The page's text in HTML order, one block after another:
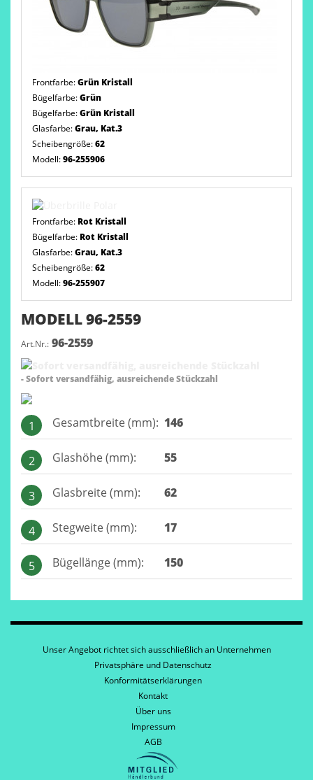
Frontfarbe:Grün Kristall
Bügelfarbe:Grün
Bügelfarbe:Grün Kristall
Glasfarbe:Grau, Kat.3
Scheibengröße:62
Modell:96-255906
Frontfarbe: Rot Kristall
Bügelfarbe: Rot Kristall
Glasfarbe:Grau, Kat.3
Scheibengröße:62
Modell:96-255907
MODELL 96-2559
Art.Nr.: 96-2559
- Sofort versandfähig, ausreichende Stückzahl
1 Gesamtbreite (mm): 146
2 Glashöhe (mm): 55
3 Glasbreite (mm): 62
4 Stegweite (mm): 17
5 Bügellänge (mm): 150
Unser Angebot richtet sich ausschließlich an Unternehmen
Privatsphäre und Datenschutz
Konformitätserklärungen
Kontakt
Über uns
Impressum
AGB